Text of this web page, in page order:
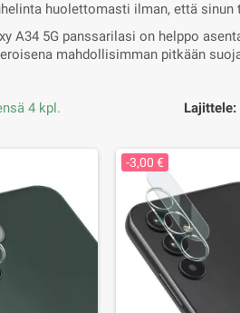
huolettomasti ilman, että
A34 5G panssarilasi on helppo
mahdollisimman pitkään
Lajittele:
4 kpl.
-3,00 €